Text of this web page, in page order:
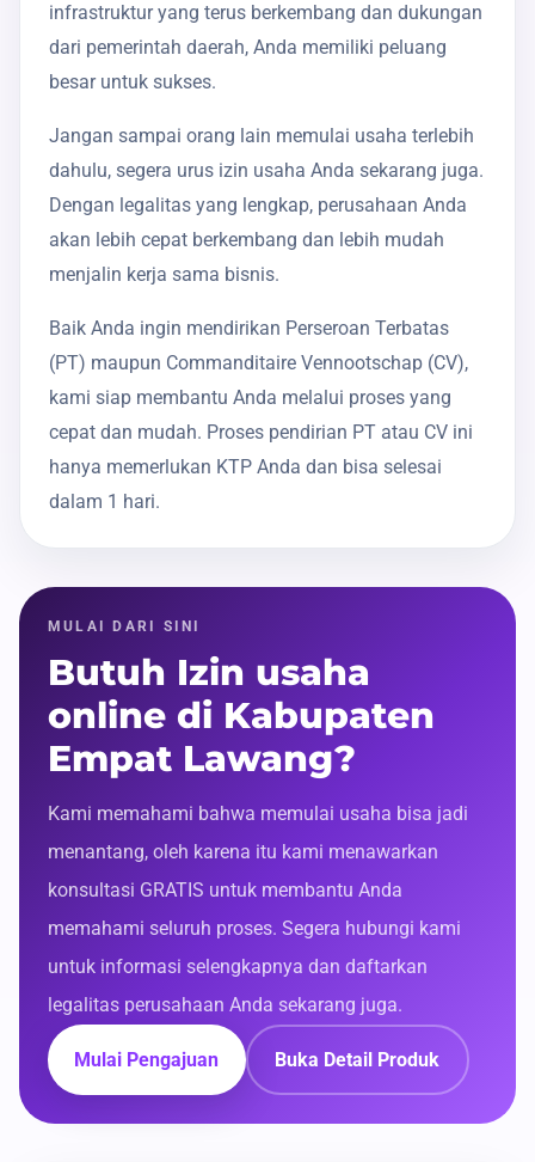
infrastruktur yang terus berkembang dan dukungan
dari pemerintah daerah, Anda memiliki peluang
besar untuk sukses.
Jangan sampai orang lain memulai usaha terlebih
dahulu, segera urus izin usaha Anda sekarang juga.
Dengan legalitas yang lengkap, perusahaan Anda
akan lebih cepat berkembang dan lebih mudah
menjalin kerja sama bisnis.
Baik Anda ingin mendirikan Perseroan Terbatas
(PT) maupun Commanditaire Vennootschap (CV),
kami siap membantu Anda melalui proses yang
cepat dan mudah. Proses pendirian PT atau CV ini
hanya memerlukan KTP Anda dan bisa selesai
dalam 1 hari.
MULAI DARI SINI
Butuh Izin usaha
online di Kabupaten
Empat Lawang?
Kami memahami bahwa memulai usaha bisa jadi
menantang, oleh karena itu kami menawarkan
konsultasi GRATIS untuk membantu Anda
memahami seluruh proses. Segera hubungi kami
untuk informasi selengkapnya dan daftarkan
legalitas perusahaan Anda sekarang juga.
Mulai Pengajuan Buka Detail Produk